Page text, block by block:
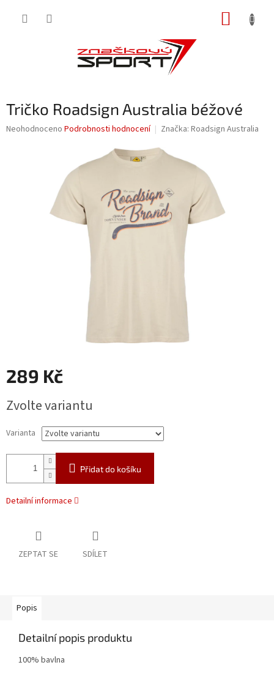
Tričko Roadsign Australia béžové
Průměrné
Neohodnoceno Podrobnosti hodnocení Značka: Roadsign Australia
289 Kč
cena:
Zvolte variantu
Varianta
Přidat do košíku
Detailní informace
ZEPTAT SE SDÍLET
Popis
Detailní popis produktu
100% bavlna